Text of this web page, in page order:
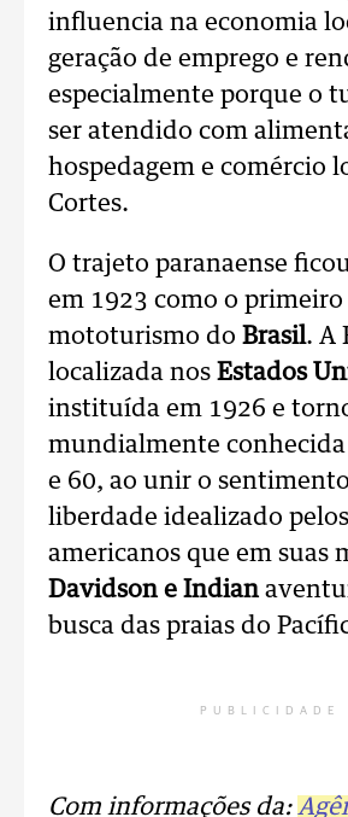
influencia na economia
geração de emprego e
especialmente porque o
ser atendido com
hospedagem e comércio
Cortes.
O trajeto paranaense
em 1923 como o primeiro
mototurismo do Brasil. A
localizada nos Estados
instituída em 1926 e
mundialmente conhecida
e 60, ao unir o
liberdade idealizado
americanos que em suas
Davidson e Indian
busca das praias do
PUBLICIDADE
Com informações da: